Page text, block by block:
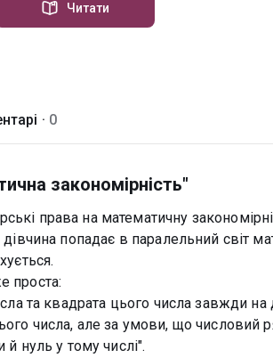
Читати
· 0
закономірність"
права на математичну
попадає в паралельний світ
проста:
та квадрата цього числа завжди на
числа, але за умови, що числовий
нуль у тому числі".